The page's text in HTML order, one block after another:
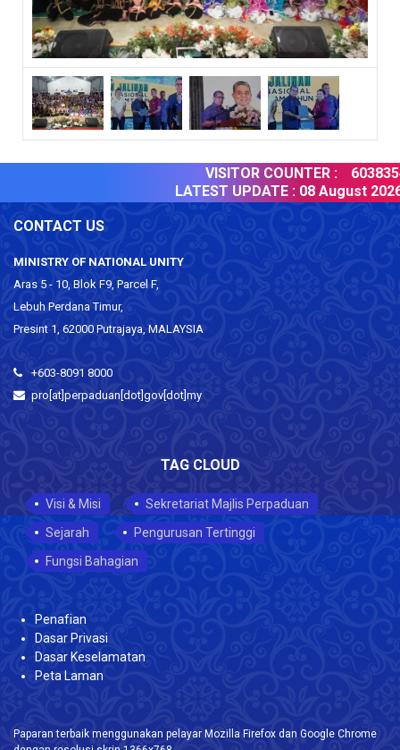
VISITOR COUNTER :
LATEST UPDATE : 08 August 2026
CONTACT US
MINISTRY OF NATIONAL UNITY
Aras 5 - 10, Blok F9, Parcel F,
Lebuh Perdana Timur,
Presint 1, 62000 Putrajaya, MALAYSIA
+603-8091 8000
pro[at]perpaduan[dot]gov[dot]my
TAG CLOUD
Visi & Misi
Sekretariat Majlis Perpaduan
Sejarah
Pengurusan Tertinggi
Fungsi Bahagian
Penafian
Dasar Privasi
Dasar Keselamatan
Peta Laman
Paparan terbaik menggunakan pelayar Mozilla Firefox dan Google Chrome